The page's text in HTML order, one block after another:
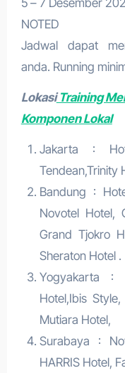
NOTED
Jadwal dapat
anda. Running
LokasiTraining
Komponen Lokal
Jakarta :
Tendean,Trinity
Bandung :
Novotel Hotel,
Grand Tjokro
Sheraton Hotel .
Yogyakarta :
Hotel,Ibis
Mutiara Hotel,
Surabaya :
HARRIS Hotel,